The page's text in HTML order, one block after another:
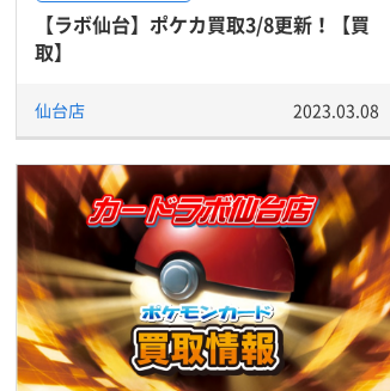
【ラボ仙台】ポケカ買取3/8更新！【買
取】
仙台店 2023.03.08